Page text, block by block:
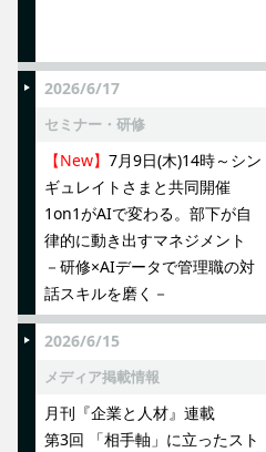
2026/6/17
セミナー・研修
【New】 7月9日(木)14時～シン
ギュレイトさまと共同開催
1on1がAIで変わる。部下が自
律的に動き出すマネジメント
－研修×AIデータで管理職の対
話スキルを磨く－
2026/6/15
メディア掲載情報
月刊『企業と人材』連載
第3回 「相手軸」に立ったスト